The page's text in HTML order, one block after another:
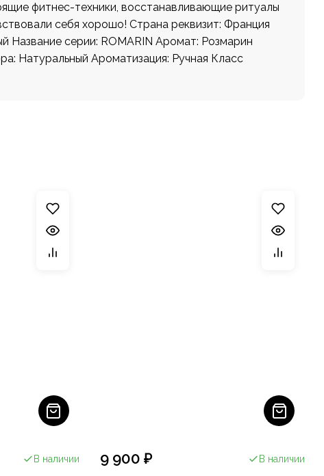
фитнес-техники, восстанавливающие ритуалы
себя хорошо! Страна реквизит: Франция
Название серии: ROMARIN Аромат: Розмарин
Натуральный Ароматизация: Ручная Класс
В наличии 9 900 ₽ В наличии